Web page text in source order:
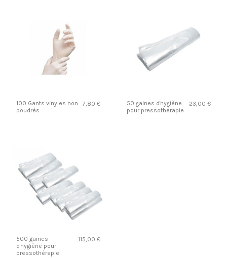
100 Gants vinyles non
poudrés
7,80 €
50 gaines d'hygiène
pour pressothérapie
23,00 €
500 gaines
d'hygiène pour
pressothérapie
115,00 €